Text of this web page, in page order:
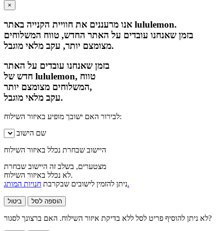
×
אנו מרעננים את חוויית הקנייה באתר lululemon.
בזמן שאנחנו עובדים על האתר החדש, טווח המשלוחים
מצומצם יותר, עקב מלאי מוגבל.
בזמן שאנחנו עובדים על האתר
חדש של lululemon, טווח
המשלוחים מצומצם יותר,
עקב מלאי מוגבל.
לבירור האם ישובך מופיע באיזור השילוח:
שם הישוב
היישוב שבחרת נכלל באיזור השילוח
מצטערים, בשלב זה היישוב שבחרת
לא נכלל באיזור השילוח.
ניתן להזמין לישובים שבקרבתחנויות המותג.
ביטול הוספה לסל
לא ניתן להוסיף פריט לסל ללא בדיקת איזור השילוח. האם ברצונך לסגור?